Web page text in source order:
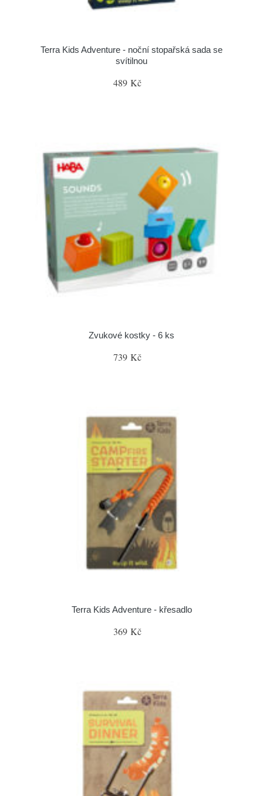
Terra Kids Adventure - noční stopařská sada se
svítilnou
489 Kč
Zvukové kostky - 6 ks
739 Kč
Terra Kids Adventure - křesadlo
369 Kč